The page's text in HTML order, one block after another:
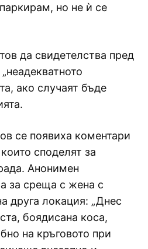
но не ѝ се
да свидетелства пред
ако случаят бъде
се появиха коментари
споделят за
Анонимен
за среща с жена с
друга локация: „Днес
боядисана коса,
на кръговото при